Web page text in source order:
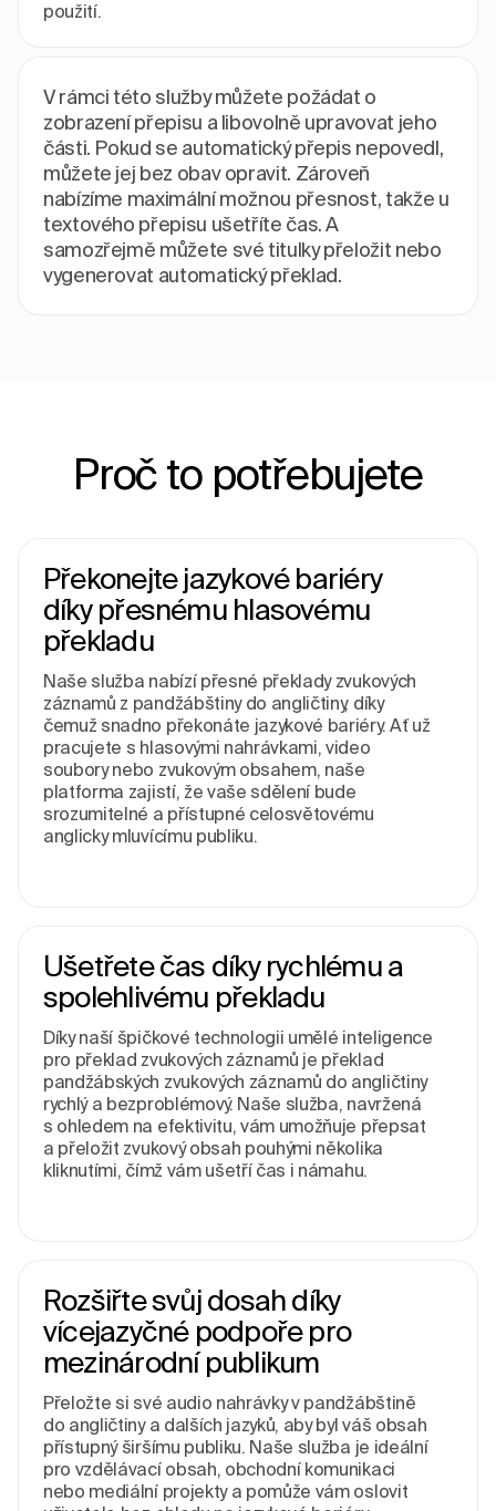
použití.
V rámci této služby můžete požádat o
zobrazení přepisu a libovolně upravovat jeho
části. Pokud se automatický přepis nepovedl,
můžete jej bez obav opravit. Zároveň
nabízíme maximální možnou přesnost, takže u
textového přepisu ušetříte čas. A
samozřejmě můžete své titulky přeložit nebo
vygenerovat automatický překlad.
Proč to potřebujete
Překonejte jazykové bariéry
díky přesnému hlasovému
překladu
Naše služba nabízí přesné překlady zvukových
záznamů z pandžábštiny do angličtiny, díky
čemuž snadno překonáte jazykové bariéry. Ať už
pracujete s hlasovými nahrávkami, video
soubory nebo zvukovým obsahem, naše
platforma zajistí, že vaše sdělení bude
srozumitelné a přístupné celosvětovému
anglicky mluvícímu publiku.
Ušetřete čas díky rychlému a
spolehlivému překladu
Díky naší špičkové technologii umělé inteligence
pro překlad zvukových záznamů je překlad
pandžábských zvukových záznamů do angličtiny
rychlý a bezproblémový. Naše služba, navržená
s ohledem na efektivitu, vám umožňuje přepsat
a přeložit zvukový obsah pouhými několika
kliknutími, čímž vám ušetří čas i námahu.
Rozšiřte svůj dosah díky
vícejazyčné podpoře pro
mezinárodní publikum
Přeložte si své audio nahrávky v pandžábštině
do angličtiny a dalších jazyků, aby byl váš obsah
přístupný širšímu publiku. Naše služba je ideální
pro vzdělávací obsah, obchodní komunikaci
nebo mediální projekty a pomůže vám oslovit